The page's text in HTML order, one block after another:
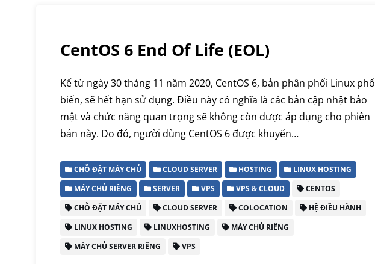
CentOS 6 End Of Life (EOL)
Kể từ ngày 30 tháng 11 năm 2020, CentOS 6, bản phân phối Linux phổ
biến, sẽ hết hạn sử dụng. Điều này có nghĩa là các bản cập nhật bảo
mật và chức năng quan trọng sẽ không còn được áp dụng cho phiên
bản này. Do đó, người dùng CentOS 6 được khuyến…
CHỖ ĐẶT MÁY CHỦ CLOUD SERVER HOSTING
LINUX HOSTING
MÁY CHỦ RIÊNG
SERVER VPS VPS & CLOUD
CENTOS
CHỖ ĐẶT MÁY CHỦ
CLOUD SERVER COLOCATION
HỆ ĐIỀU HÀNH
LINUX HOSTING
LINUXHOSTING
MÁY CHỦ RIÊNG
MÁY CHỦ SERVER RIÊNG
VPS